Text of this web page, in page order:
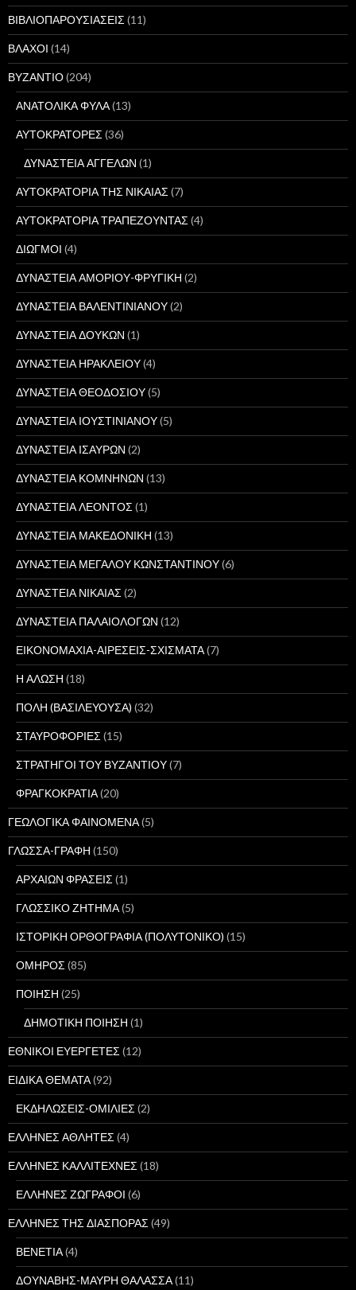
ΒΙΒΛΙΟΠΑΡΟΥΣΙΑΣΕΙΣ (11)
ΒΛΑΧΟΙ (14)
ΒΥΖΑΝΤΙΟ(204)
ΑΝΑΤΟΛΙΚΑ ΦΥΛΑ(13)
ΑΥΤΟΚΡΑΤΟΡΕΣ (36)
ΔΥΝΑΣΤΕΙΑ ΑΓΓΕΛΩΝ (1)
ΑΥΤΟΚΡΑΤΟΡΙΑ ΤΗΣ ΝΙΚΑΙΑΣ (7)
ΑΥΤΟΚΡΑΤΟΡΙΑ ΤΡΑΠΕΖΟΥΝΤΑΣ (4)
ΔΙΩΓΜΟΙ (4)
ΔΥΝΑΣΤΕΙΑ ΑΜΟΡΙΟΥ-ΦΡΥΓΙΚΗ (2)
ΔΥΝΑΣΤΕΙΑ ΒΑΛΕΝΤΙΝΙΑΝΟΥ(2)
ΔΥΝΑΣΤΕΙΑ ΔΟΥΚΩΝ (1)
ΔΥΝΑΣΤΕΙΑ ΗΡΑΚΛΕΙΟΥ(4)
ΔΥΝΑΣΤΕΙΑ ΘΕΟΔΟΣΙΟΥ(5)
ΔΥΝΑΣΤΕΙΑ ΙΟΥΣΤΙΝΙΑΝΟΥ(5)
ΔΥΝΑΣΤΕΙΑ ΙΣΑΥΡΩΝ (2)
ΔΥΝΑΣΤΕΙΑ ΚΟΜΝΗΝΩΝ (13)
ΔΥΝΑΣΤΕΙΑ ΛΕΟΝΤΟΣ (1)
ΔΥΝΑΣΤΕΙΑ ΜΑΚΕΔΟΝΙΚΗ (13)
ΔΥΝΑΣΤΕΙΑ ΜΕΓΑΛΟΥ ΚΩΝΣΤΑΝΤΙΝΟΥ(6)
ΔΥΝΑΣΤΕΙΑ ΝΙΚΑΙΑΣ (2)
ΔΥΝΑΣΤΕΙΑ ΠΑΛΑΙΟΛΟΓΩΝ (12)
ΕΙΚΟΝΟΜΑΧΙΑ-ΑΙΡΕΣΕΙΣ-ΣΧΙΣΜΑΤΑ(7)
Η ΑΛΩΣΗ (18)
ΠΟΛΗ (ΒΑΣΙΛΕΥΟΥΣΑ) (32)
ΣΤΑΥΡΟΦΟΡΙΕΣ (15)
ΣΤΡΑΤΗΓΟΙ ΤΟΥ ΒΥΖΑΝΤΙΟΥ(7)
ΦΡΑΓΚΟΚΡΑΤΙΑ(20)
ΓΕΩΛΟΓΙΚΑ ΦΑΙΝΟΜΕΝΑ(5)
ΓΛΩΣΣΑ-ΓΡΑΦΗ (150)
ΑΡΧΑΙΩΝ ΦΡΑΣΕΙΣ (1)
ΓΛΩΣΣΙΚΟ ΖΗΤΗΜΑ(5)
ΙΣΤΟΡΙΚΗ ΟΡΘΟΓΡΑΦΙΑ (ΠΟΛΥΤΟΝΙΚΟ) (15)
ΟΜΗΡΟΣ (85)
ΠΟΙΗΣΗ (25)
ΔΗΜΟΤΙΚΗ ΠΟΙΗΣΗ (1)
ΕΘΝΙΚΟΙ ΕΥΕΡΓΕΤΕΣ (12)
ΕΙΔΙΚΑ ΘΕΜΑΤΑ(92)
ΕΚΔΗΛΩΣΕΙΣ-ΟΜΙΛΙΕΣ (2)
ΕΛΛΗΝΕΣ ΑΘΛΗΤΕΣ (4)
ΕΛΛΗΝΕΣ ΚΑΛΛΙΤΕΧΝΕΣ (18)
ΕΛΛΗΝΕΣ ΖΩΓΡΑΦΟΙ (6)
ΕΛΛΗΝΕΣ ΤΗΣ ΔΙΑΣΠΟΡΑΣ (49)
ΒΕΝΕΤΙΑ(4)
ΔΟΥΝΑΒΗΣ-ΜΑΥΡΗ ΘΑΛΑΣΣΑ(11)